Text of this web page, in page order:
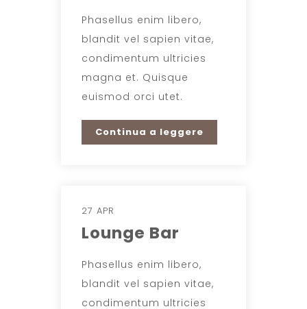
Phasellus enim libero,
blandit vel sapien vitae,
condimentum ultricies
magna et. Quisque
euismod orci utet.
Continua a leggere
27 APR
Lounge Bar
Phasellus enim libero,
blandit vel sapien vitae,
condimentum ultricies